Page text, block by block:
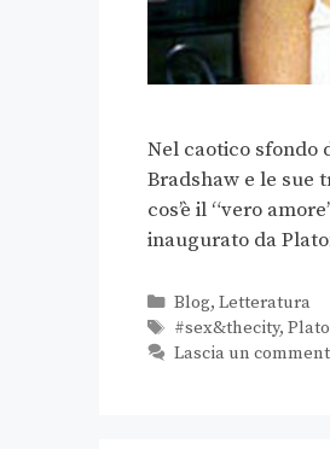
Nel caotico sfondo
Bradshaw e le sue
cos’è il “vero
inaugurato da
Blog, Letteratura
#sex&thecity,
Lascia un